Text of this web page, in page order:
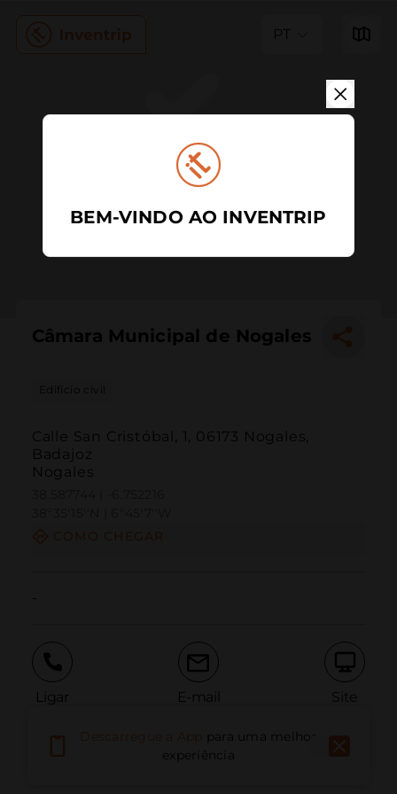
PT
Câmara Municipal de Nogales
Edifício civil
Calle San Cristóbal, 1, 06173 Nogales,
Badajoz
Nogales
Ligar E-mail Site
Relatar problema
para uma melhor
experiência
BEM-VINDO AO INVENTRIP